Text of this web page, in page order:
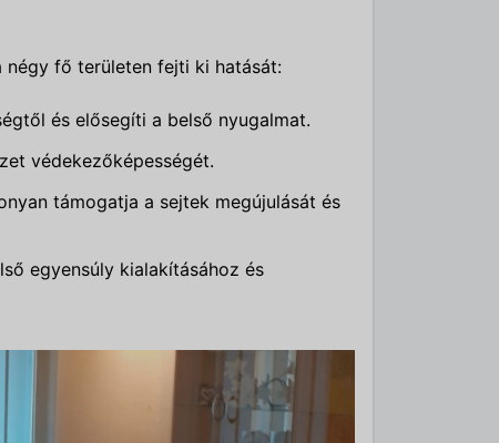
négy fő területen fejti ki hatását:
és elősegíti a belső nyugalmat.
védekezőképességét.
támogatja a sejtek megújulását és
egyensúly kialakításához és